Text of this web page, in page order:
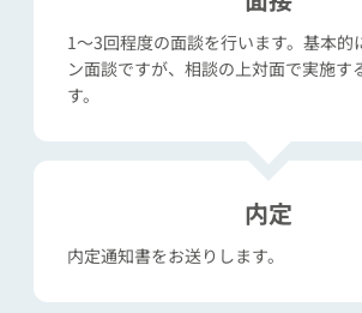
1〜3回程度の面談を行います。基本的
ン面談ですが、 相談の上対面で実施す
す。
内定
内定通知書をお送りします。